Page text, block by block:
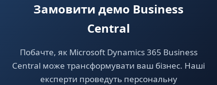
Замовити демо Business
Central
Побачте, як Microsoft Dynamics 365 Business
Central може трансформувати ваш бізнес. Наші
експерти проведуть персональну